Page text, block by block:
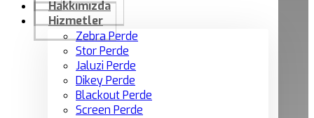
Hakkımızda
Hizmetler
Zebra Perde
Stor Perde
Jaluzi Perde
Dikey Perde
Blackout Perde
Screen Perde